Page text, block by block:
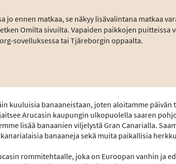
jo ennen matkaa, se näkyy lisävalintana matkaa
Omilta sivuilta. Vapaiden paikkojen puitteissa
sovelluksessa tai Tjäreborgin oppaalta.
kuuluisia banaaneistaan, joten aloitamme päivän
Arucasin kaupungin ulkopuolella saaren
lisää banaanien viljelystä Gran Canarialla.
banaaneja sekä muita paikallisia
rommitehtaalle, joka on Euroopan vanhin ja